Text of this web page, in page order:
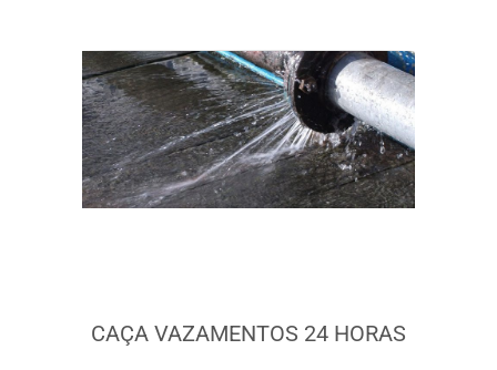
CAÇA VAZAMENTOS 24 HORAS